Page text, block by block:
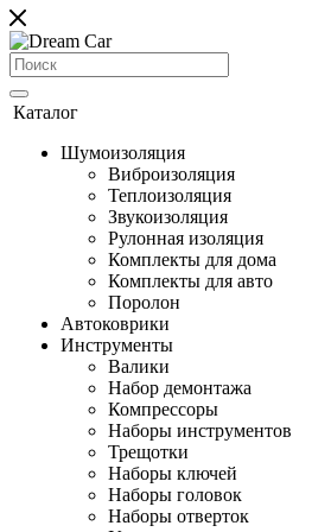
Каталог
Шумоизоляция
Виброизоляция
Теплоизоляция
Звукоизоляция
Рулонная изоляция
Комплекты для дома
Комплекты для авто
Поролон
Автоковрики
Инструменты
Валики
Набор демонтажа
Компрессоры
Наборы инструментов
Трещотки
Наборы ключей
Наборы головок
Наборы отверток